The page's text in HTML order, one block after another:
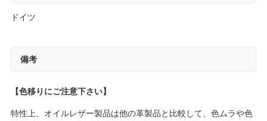
ドイツ
備考
【色移りにご注意下さい】
特性上、オイルレザー製品は他の革製品と比較して、色ムラや色